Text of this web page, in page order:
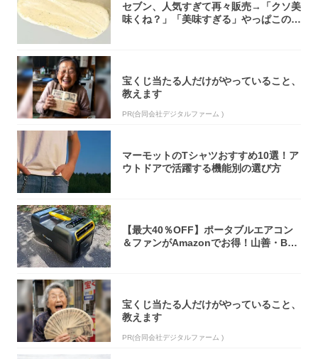
セブン、人気すぎて再々販売→「クソ美
味くね？」「美味すぎる」やっぱこのク
宝くじ当たる人だけがやっていること、
教えます
PR(合同会社デジタルファーム )
マーモットのTシャツおすすめ10選！ア
ウトドアで活躍する機能別の選び方
【最大40％OFF】ポータブルエアコン
＆ファンがAmazonでお得！山善・Bo
宝くじ当たる人だけがやっていること、
教えます
PR(合同会社デジタルファーム )